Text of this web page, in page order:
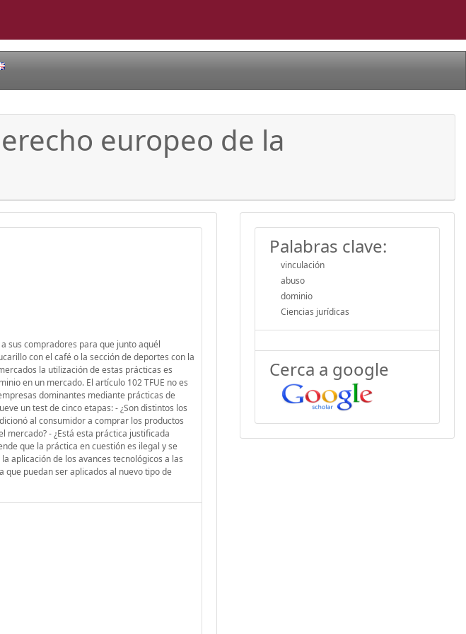
europeo de la
sus compradores para que junto aquél
con el café o la sección de deportes con la
la utilización de estas prácticas es
en un mercado. El artículo 102 TFUE no es
dominantes mediante prácticas de
un test de cinco etapas: - ¿Son distintos los
al consumidor a comprar los productos
mercado? - ¿Está esta práctica justificada
que la práctica en cuestión es ilegal y se
aplicación de los avances tecnológicos a las
puedan ser aplicados al nuevo tipo de
Palabras clave:
vinculación
abuso
dominio
Ciencias jurídicas
Cerca a google